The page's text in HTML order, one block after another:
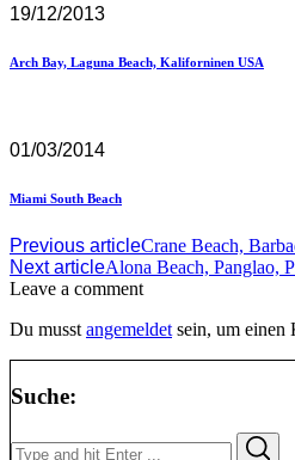
19/12/2013
Arch Bay, Laguna Beach, Kaliforninen USA
01/03/2014
Miami South Beach
Previous articleCrane Beach,
Next articleAlona Beach, Panglao,
Leave a comment
Du musst angemeldet sein, um einen
Suche:
Search